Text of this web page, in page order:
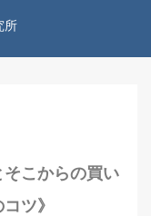
所
そこからの買い
ツ》